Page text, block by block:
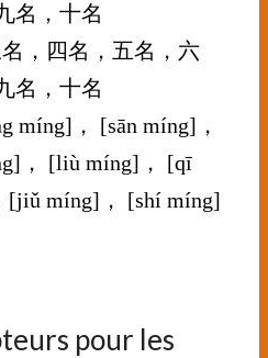
名，十名
，四名，五名，六
名，十名
míng]， [sān míng]，
， [liù míng]， [qī
[jiǔ míng]， [shí míng]
pour les